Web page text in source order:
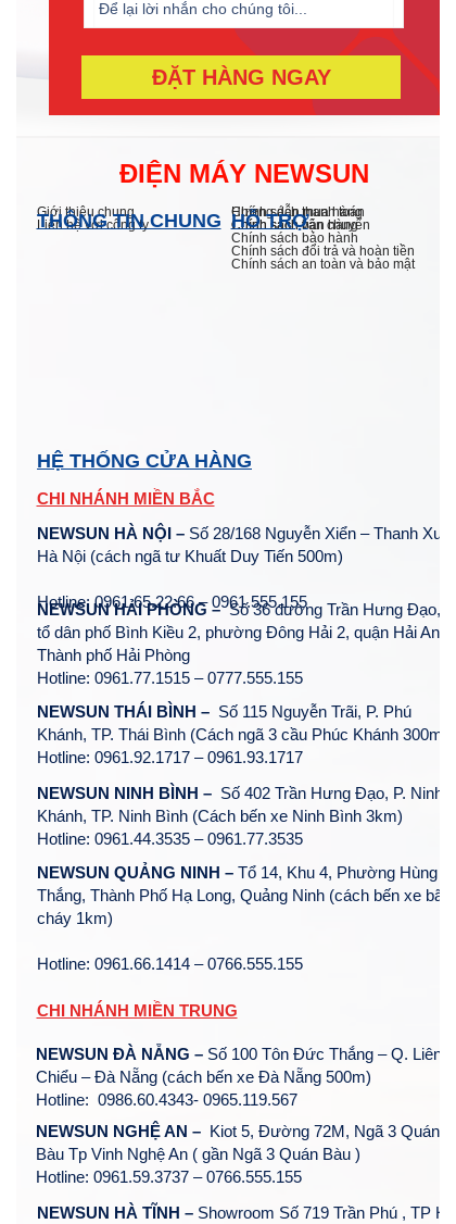
ĐẶT HÀNG NGAY
ĐIỆN MÁY NEWSUN
HỖ TRỢ
Hướng dẫn mua hàng
Chính sách bán hàng
Chính sách thanh toán
Chính sách vận chuyển
Chính sách bảo hành
Chính sách đổi trả và hoàn tiền
Chính sách an toàn và bảo mật
THÔNG TIN CHUNG
Giới thiệu chung
Liên hệ với công ty
HỆ THỐNG CỬA HÀNG
CHI NHÁNH MIỀN BẮC
NEWSUN HÀ NỘI – Số 28/168 Nguyễn Xiển – Thanh Xuân
Hà Nội (cách ngã tư Khuất Duy Tiến 500m)
Hotline: 0961.65.22.66 – 0961.555.155
NEWSUN QUẢNG NINH – Tổ 14, Khu 4, Phường Hùng
Thắng, Thành Phố Hạ Long, Quảng Ninh (cách bến xe bãi
cháy 1km)
Hotline: 0961.66.1414 – 0766.555.155
NEWSUN HẢI PHÒNG –Số 36 đường Trần Hưng Đạo,
tổ dân phố Bình Kiều 2, phường Đông Hải 2, quận Hải An ,
Thành phố Hải Phòng
Hotline: 0961.77.1515 – 0777.555.155
CHI NHÁNH MIỀN TRUNG
NEWSUN ĐÀ NẴNG – Số 100 Tôn Đức Thắng – Q. Liên
Chiểu – Đà Nẵng (cách bến xe Đà Nẵng 500m)
Hotline: 0986.60.4343- 0965.119.567
NEWSUN NGHỆ AN – Kiot 5, Đường 72M, Ngã 3 Quán
Bàu Tp Vinh Nghệ An ( gần Ngã 3 Quán Bàu )
Hotline: 0961.59.3737 – 0766.555.155
NEWSUN HÀ TĨNH – Showroom Số 719 Trần Phú , TP Hà
NEWSUN THÁI BÌNH – Số 115 Nguyễn Trãi, P. Phú
Khánh, TP. Thái Bình (Cách ngã 3 cầu Phúc Khánh 300m)
Hotline: 0961.92.1717 – 0961.93.1717
NEWSUN NINH BÌNH – Số 402 Trần Hưng Đạo, P. Ninh
Khánh, TP. Ninh Bình (Cách bến xe Ninh Bình 3km)
Hotline: 0961.44.3535 – 0961.77.3535